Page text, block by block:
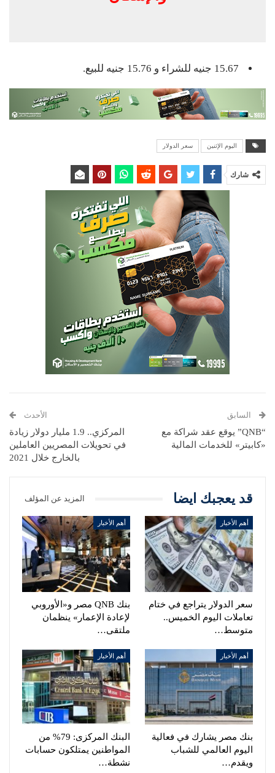
اليوم الإثنين سعر الدولار
شارك
السابق
“QNB” يوقع عقد شراكة مع
«كابيتر» للخدمات المالية
الأحدث
المركزي.. 1.9 مليار دولار زيادة
في تحويلات المصريين العاملين
بالخارج خلال 2021
قد يعجبك ايضا المزيد عن المؤلف
أهم الأخبار
سعر الدولار يتراجع في ختام
تعاملات اليوم الخميس..
متوسط…
أهم الأخبار
بنك QNB مصر و«الأوروبي
لإعادة الإعمار» ينظمان
ملتقى…
أهم الأخبار
بنك مصر يشارك في فعالية
اليوم العالمي للشباب
ويقدم…
أهم الأخبار
البنك المركزى: 79% من
المواطنين يمتلكون حسابات
نشطة…